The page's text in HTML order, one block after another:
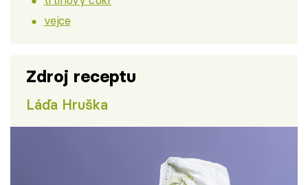
vejce
Zdroj receptu
Láďa Hruška